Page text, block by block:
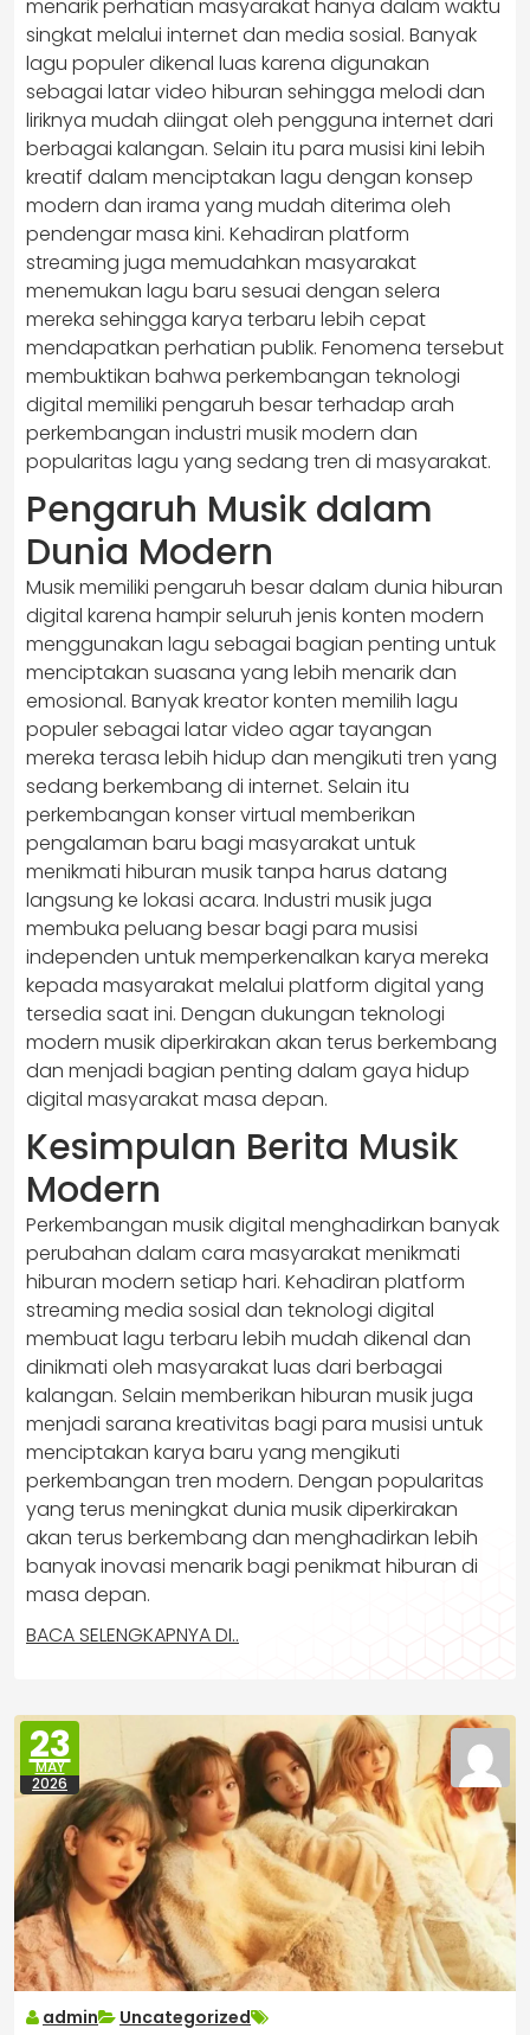
menarik perhatian masyarakat hanya dalam waktu
singkat melalui internet dan media sosial. Banyak
lagu populer dikenal luas karena digunakan
sebagai latar video hiburan sehingga melodi dan
liriknya mudah diingat oleh pengguna internet dari
berbagai kalangan. Selain itu para musisi kini lebih
kreatif dalam menciptakan lagu dengan konsep
modern dan irama yang mudah diterima oleh
pendengar masa kini. Kehadiran platform
streaming juga memudahkan masyarakat
menemukan lagu baru sesuai dengan selera
mereka sehingga karya terbaru lebih cepat
mendapatkan perhatian publik. Fenomena tersebut
membuktikan bahwa perkembangan teknologi
digital memiliki pengaruh besar terhadap arah
perkembangan industri musik modern dan
popularitas lagu yang sedang tren di masyarakat.
Pengaruh Musik dalam
Dunia Modern
Musik memiliki pengaruh besar dalam dunia hiburan
digital karena hampir seluruh jenis konten modern
menggunakan lagu sebagai bagian penting untuk
menciptakan suasana yang lebih menarik dan
emosional. Banyak kreator konten memilih lagu
populer sebagai latar video agar tayangan
mereka terasa lebih hidup dan mengikuti tren yang
sedang berkembang di internet. Selain itu
perkembangan konser virtual memberikan
pengalaman baru bagi masyarakat untuk
menikmati hiburan musik tanpa harus datang
langsung ke lokasi acara. Industri musik juga
membuka peluang besar bagi para musisi
independen untuk memperkenalkan karya mereka
kepada masyarakat melalui platform digital yang
tersedia saat ini. Dengan dukungan teknologi
modern musik diperkirakan akan terus berkembang
dan menjadi bagian penting dalam gaya hidup
digital masyarakat masa depan.
Kesimpulan Berita Musik
Modern
Perkembangan musik digital menghadirkan banyak
perubahan dalam cara masyarakat menikmati
hiburan modern setiap hari. Kehadiran platform
streaming media sosial dan teknologi digital
membuat lagu terbaru lebih mudah dikenal dan
dinikmati oleh masyarakat luas dari berbagai
kalangan. Selain memberikan hiburan musik juga
menjadi sarana kreativitas bagi para musisi untuk
menciptakan karya baru yang mengikuti
perkembangan tren modern. Dengan popularitas
yang terus meningkat dunia musik diperkirakan
akan terus berkembang dan menghadirkan lebih
banyak inovasi menarik bagi penikmat hiburan di
masa depan.
BACA SELENGKAPNYA DI..
23
MAY
2026
admin Uncategorized